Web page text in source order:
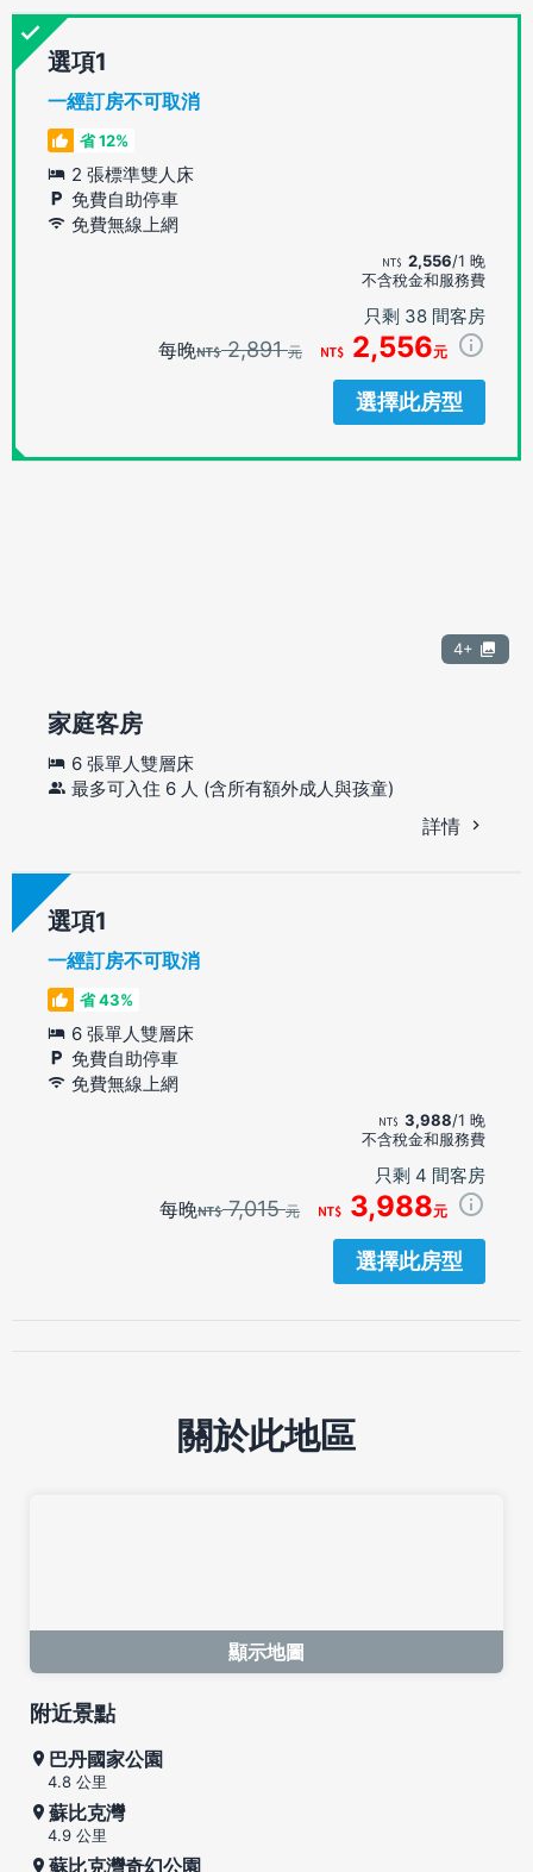
選項
一經訂房不可取消
省 12%
2 張標準雙人床
免費自助停車
免費無線上網
2,556/1 晚
不含稅金和服務費
只剩 38 間客房
每晚 2,891元 2,556元
選擇此房型
4+
家庭客房
6 張單人雙層床
最多可入住 6 人 (含所有額外成人與孩童)
詳情
選項
一經訂房不可取消
省 43%
6 張單人雙層床
免費自助停車
免費無線上網
3,988/1 晚
不含稅金和服務費
只剩 4 間客房
每晚 7,015元 3,988元
選擇此房型
關於此地區
顯示地圖
附近景點
巴丹國家公園
4.8 公里
蘇比克灣
4.9 公里
蘇比克灣奇幻公園